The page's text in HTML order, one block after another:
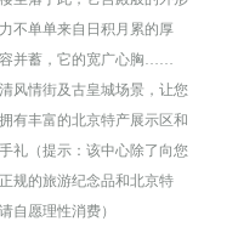
不单单来自日积月累的厚
并蓄，它的宽广心胸……
风情街及古皇城场景，让您
有丰富的北京特产展示区和
礼（提示：该中心除了向您
规的旅游纪念品和北京特
自愿理性消费）